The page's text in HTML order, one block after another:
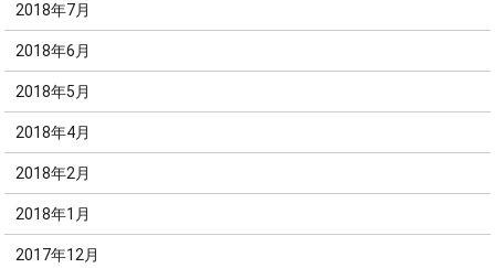
2018年7月
2018年6月
2018年5月
2018年4月
2018年2月
2018年1月
2017年12月